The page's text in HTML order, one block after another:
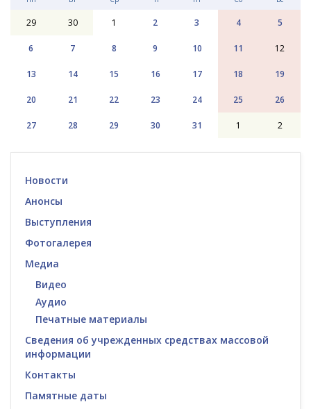
29 30 1 2 3 4 5
6 7 8 9 10 11 12
13 14 15 16 17 18 19
20 21 22 23 24 25 26
27 28 29 30 31 1 2
Новости
Анонсы
Выступления
Фотогалерея
Медиа
Видео
Аудио
Печатные материалы
Сведения об учрежденных средствах массовой
информации
Контакты
Памятные даты